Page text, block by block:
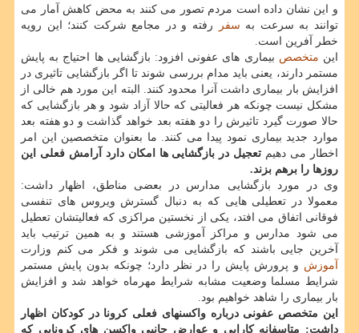
و این نشان داده است مردم تصور می کنند به محض کاهش آمار می
توانند به سرعت به سفر
رفته و در مجامع شرکت کنند؛ این رویه
خطر آفرین است.
این متخصص بیماری های عفونی افزود: بازگشایی ها احتیاج به پایش
مستمر دارند، یعنی باید مدام بررسی شوند تا اگر بازگشایی تاثیری در
افزایش بار بیماری داشت آنرا محدود کنند. البته این مورد هم خالی از
مشکل نیست چونکه هر فعالیتی که حالا آزاد شود و هر بازگشایی که
حالا صورت گیرد تاثیرش را دو هفته بعد خواهد گذاشت و دو هفته بعد
موارد جدید بیماری نمود پیدا می کنند. ما بعنوان متخصصین این امر
اخطار می دهیم تعجیل در بازگشایی ها امکان دارد آرامش فعلی این
روزها را برهم بزند.
وی در مورد بازگشایی مدارس در بعضی مناطق، اظهار داشت:
معمولا در تعطیلی هایی که به دنبال گسترش ویروس های تنفسی
فوقانی اتفاق می افتد، یکی از نخستین مراکزی که فعالیتشان تعطیل
می شود مدارس و مراکز آموزشی هستند و به همین ترتیب باید
آخرین جایی باشند که بازگشایی می شوند و فکر می کنم وزارت
آموزش و پرورش پایش را در نظر دارد؛ چونکه بدون پایش مستمر
شرایط مسلما وضعیت مشابه شرایط مهرماه خواهد شد و افزایش
بار بیماری را شاهد خواهیم بود.
این متخصص عفونی درباره واکسنهای فعلی کرونا در کودکان اظهار
داشت: متاسفانه کارایی و عوارض جانبی واکسن های کرونایی که